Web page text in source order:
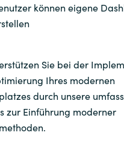
können eigene
Sie bei der
Ihres modernen
durch unsere
zur Einführung moderner